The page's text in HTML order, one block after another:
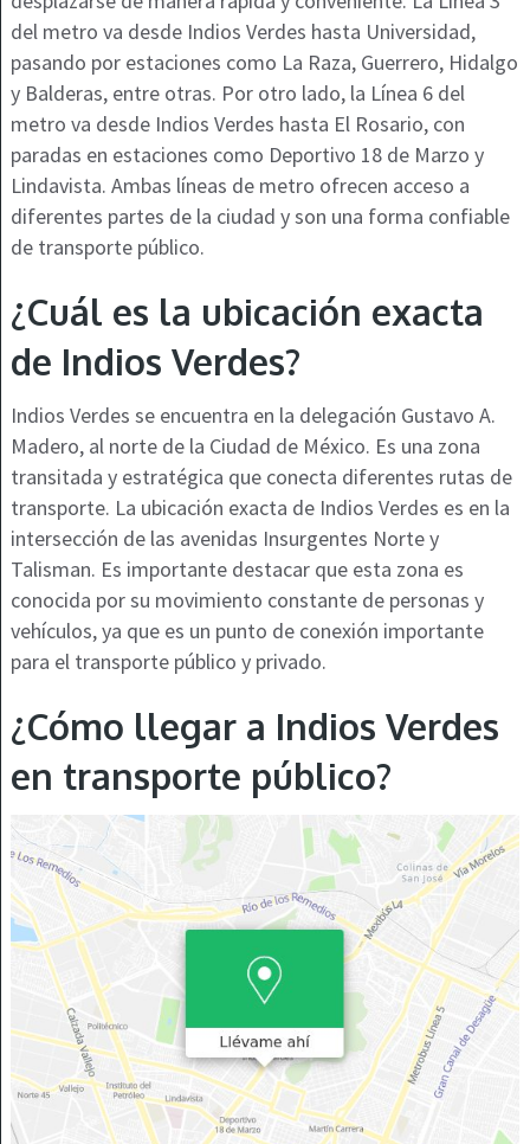
del metro va desde Indios Verdes hasta Universidad,
pasando por estaciones como La Raza, Guerrero, Hidalgo
y Balderas, entre otras. Por otro lado, la Línea 6 del
metro va desde Indios Verdes hasta El Rosario, con
paradas en estaciones como Deportivo 18 de Marzo y
Lindavista. Ambas líneas de metro ofrecen acceso a
diferentes partes de la ciudad y son una forma confiable
de transporte público.
¿Cuál es la ubicación exacta
de Indios Verdes?
Indios Verdes se encuentra en la delegación Gustavo A.
Madero, al norte de la Ciudad de México. Es una zona
transitada y estratégica que conecta diferentes rutas de
transporte. La ubicación exacta de Indios Verdes es en la
intersección de las avenidas Insurgentes Norte y
Talisman. Es importante destacar que esta zona es
conocida por su movimiento constante de personas y
vehículos, ya que es un punto de conexión importante
para el transporte público y privado.
¿Cómo llegar a Indios Verdes
en transporte público?